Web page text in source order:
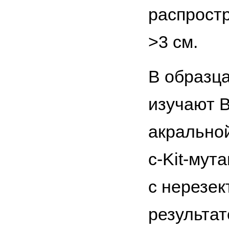
>3 см.
В
изучают
с-Kit-
с